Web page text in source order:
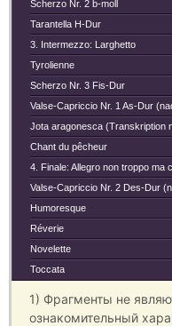
Scherzo Nr. 2 b-moll
Tarantella H-Dur
3. Intermezzo: Larghetto
Tyrolienne
Scherzo Nr. 3 Fis-Dur
Valse-Capriccio Nr. 1 As-Dur
Jota aragonesca (Transkription
Chant du pêcheur
4. Finale: Allegro non troppo ma
Valse-Capriccio Nr. 2 Des-Dur
Humoresque
Réverie
Novelette
Toccata
1) Фрагменты не
ознакомительный